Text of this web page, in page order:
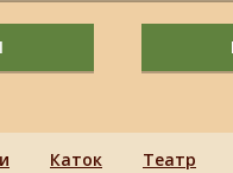
Каток Театр